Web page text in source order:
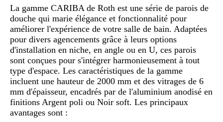
La gamme CARIBA de Roth est une série de parois de
douche qui marie élégance et fonctionnalité pour
améliorer l'expérience de votre salle de bain. Adaptées
pour divers agencements grâce à leurs options
d'installation en niche, en angle ou en U, ces parois
sont conçues pour s'intégrer harmonieusement à tout
type d'espace. Les caractéristiques de la gamme
incluent une hauteur de 2000 mm et des vitrages de 6
mm d'épaisseur, encadrés par de l'aluminium anodisé en
finitions Argent poli ou Noir soft. Les principaux
avantages sont :